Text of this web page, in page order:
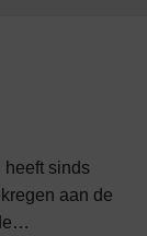
heeft sinds
aan de